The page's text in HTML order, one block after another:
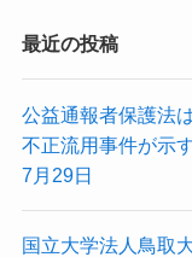
最近の投稿
公益通報者保護法
不正流用事件が示
7月29日
国立大学法人鳥取